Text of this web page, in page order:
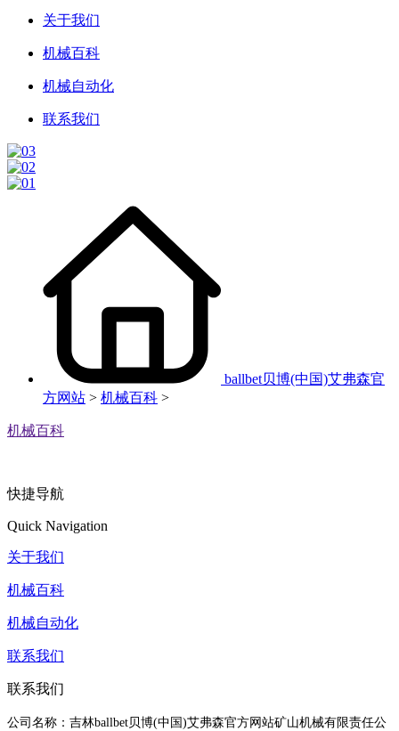
关于我们
机械百科
机械自动化
联系我们
ballbet贝博(中国)艾弗森官
方网站 > 机械百科 >
机械百科
快捷导航
Quick Navigation
关于我们
机械百科
机械自动化
联系我们
联系我们
公司名称：吉林ballbet贝博(中国)艾弗森官方网站矿山机械有限责任公